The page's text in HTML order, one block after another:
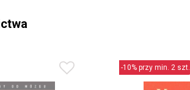
-10% przy min. 2 szt.